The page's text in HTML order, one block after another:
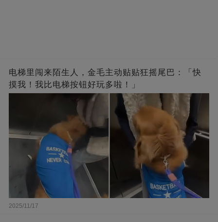
电梯里闯来陌生人，金毛主动贴贴狂摇尾巴：「快
摸我！我比电梯按钮好玩多啦！」
2025/11/17